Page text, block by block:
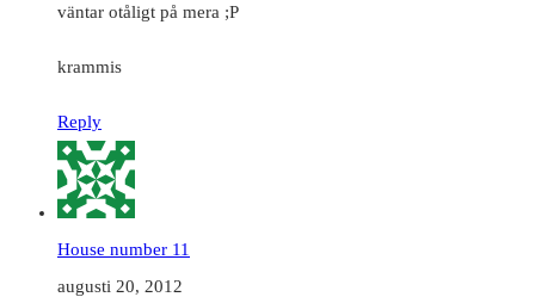
väntar otåligt på mera ;P
krammis
Reply
House number 11
augusti 20, 2012